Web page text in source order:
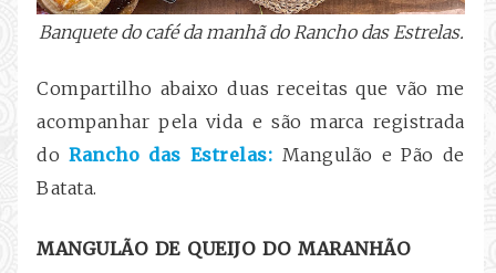
Banquete do café da manhã do Rancho das Estrelas.
Compartilho abaixo duas receitas que vão me
acompanhar pela vida e são marca registrada
doRancho das Estrelas: Mangulão e Pão de
Batata.
MANGULÃO DE QUEIJO DO MARANHÃO